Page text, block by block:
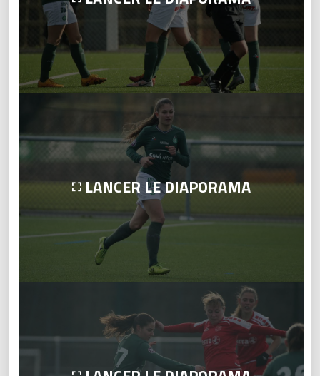
LANCER LE DIAPORAMA